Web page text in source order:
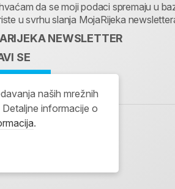
da se moji podaci spremaju u
u svrhu slanja MojaRijeka
NEWSLETTER
SE
naših mrežnih
informacije o
.